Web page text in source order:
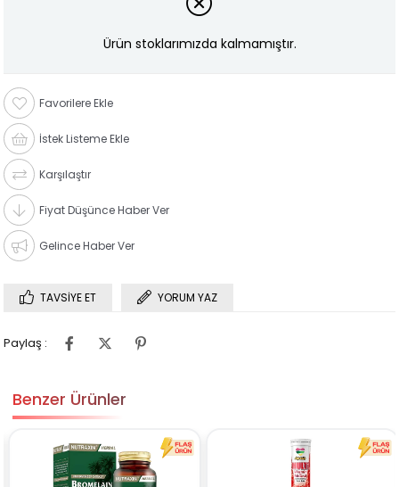
Ürün stoklarımızda kalmamıştır.
Favorilere Ekle
İstek Listeme Ekle
Karşılaştır
Fiyat Düşünce Haber Ver
Gelince Haber Ver
TAVSIYE ET YORUM YAZ
Paylaş :
Benzer Ürünler